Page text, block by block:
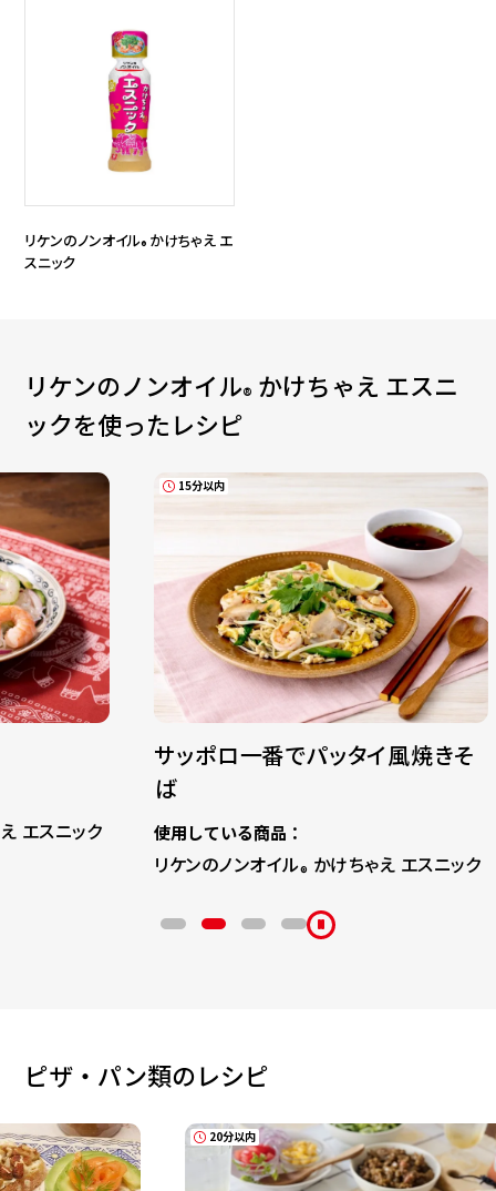
リケンのノンオイル® かけちゃえ エ
スニック
リケンのノンオイル® かけちゃえ エスニ
ックを使ったレシピ
15分以内
サッポロ一番でパッタイ風焼きそ
使用している商品：
リケンのノンオイル®かけちゃえ エスニック
15分以内
マロニ
ピザ・パン類のレシピ
20分以内 15分以内